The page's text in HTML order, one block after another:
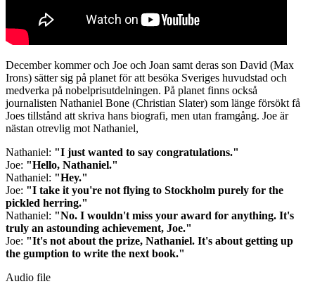
December kommer och Joe och Joan samt deras son David (Max
Irons) sätter sig på planet för att besöka Sveriges huvudstad och
medverka på nobelprisutdelningen. På planet finns också
journalisten Nathaniel Bone (Christian Slater) som länge försökt få
Joes tillstånd att skriva hans biografi, men utan framgång. Joe är
nästan otrevlig mot Nathaniel,
Nathaniel: "I just wanted to say congratulations."
Joe: "Hello, Nathaniel."
Nathaniel: "Hey."
Joe: "I take it you're not flying to Stockholm purely for the
pickled herring."
Nathaniel: "No. I wouldn't miss your award for anything. It's
truly an astounding achievement, Joe."
Joe: "It's not about the prize, Nathaniel. It's about getting up
the gumption to write the next book."
Audio file